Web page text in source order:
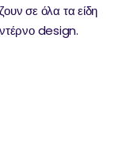
σε όλα τα είδη
design.